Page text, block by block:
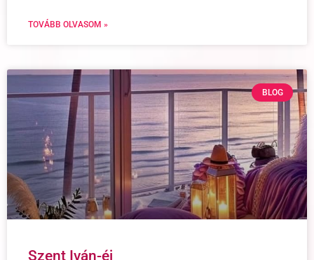
TOVÁBB OLVASOM »
BLOG
Szent Iván-éj